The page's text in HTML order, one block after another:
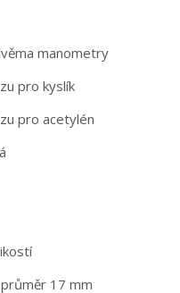
manometry
pro kyslík
pro acetylén
17 mm